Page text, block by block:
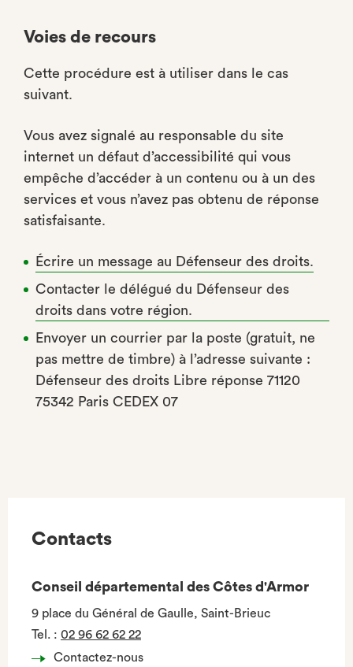
Voies de recours
Cette procédure est à utiliser dans le cas
suivant.
Vous avez signalé au responsable du site
internet un défaut d’accessibilité qui vous
empêche d’accéder à un contenu ou à un des
services et vous n’avez pas obtenu de réponse
satisfaisante.
Écrire un message au Défenseur des droits.
Contacter le délégué du Défenseur des
droits dans votre région.
Envoyer un courrier par la poste (gratuit, ne
pas mettre de timbre) à l’adresse suivante :
Défenseur des droits Libre réponse 71120
75342 Paris CEDEX 07
Contacts
Conseil départemental des Côtes d'Armor
9 place du Général de Gaulle, Saint-Brieuc
Tel. : 02 96 62 62 22
Contactez-nous